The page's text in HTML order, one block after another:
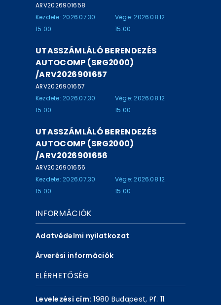
ARV2026901658
Kezdete: 2026.07.30
15:00
Vége: 2026.08.12
15:00
UTASSZÁMLÁLÓ BERENDEZÉS
AUTOCOMP (SRG2000)
/ARV2026901657
ARV2026901657
Kezdete: 2026.07.30
15:00
Vége: 2026.08.12
15:00
UTASSZÁMLÁLÓ BERENDEZÉS
AUTOCOMP (SRG2000)
/ARV2026901656
ARV2026901656
Kezdete: 2026.07.30
15:00
Vége: 2026.08.12
15:00
INFORMÁCIÓK
Adatvédelmi nyilatkozat
Árverési információk
ELÉRHETŐSÉG
Levelezési cím: 1980 Budapest, Pf. 11.